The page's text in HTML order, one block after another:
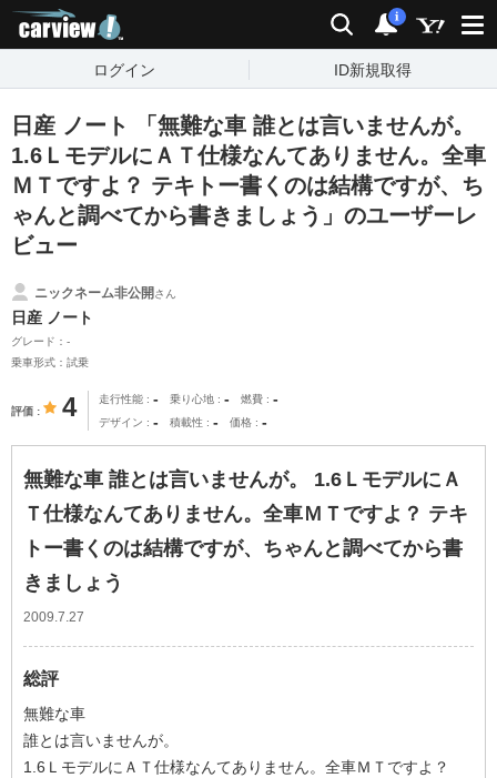
検索 通知
i
ログイン ID新規取得
日産 ノート 「無難な車 誰とは言いませんが。
1.6ＬモデルにＡＴ仕様なんてありません。全車
ＭＴですよ？ テキトー書くのは結構ですが、ち
ゃんと調べてから書きましょう」のユーザーレ
ビュー
ニックネーム非公開さん
日産 ノート
グレード：-
乗車形式：試乗
評価 4 走行性能 - 乗り心地 - 燃費 -
デザイン - 積載性 - 価格 -
無難な車 誰とは言いませんが。 1.6ＬモデルにＡ
Ｔ仕様なんてありません。全車ＭＴですよ？ テキ
トー書くのは結構ですが、ちゃんと調べてから書
きましょう
2009.7.27
総評
無難な車
誰とは言いませんが。
1.6ＬモデルにＡＴ仕様なんてありません。全車ＭＴですよ？